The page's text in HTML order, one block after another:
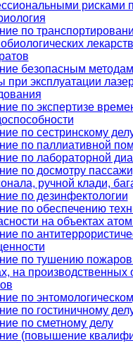
рисками
по
безопасным
при эксплуатации
по экспертизе
по сестринскому
по паллиативной
по лабораторной
по досмотру
ручной клади,
по дезинфектологии
по обеспечению
на объектах
по
по тушению
на производственных
по
по гостиничному
по сметному делу
(повышение